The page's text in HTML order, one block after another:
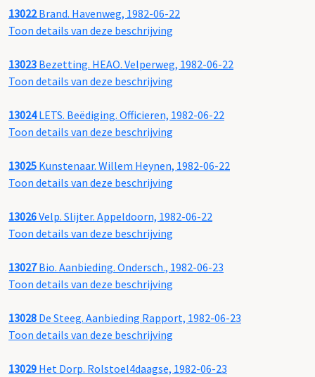
13022Brand. Havenweg, 1982-06-22
Toon details van deze beschrijving
13023 Bezetting. HEAO. Velperweg, 1982-06-22
Toon details van deze beschrijving
13024LETS. Beëdiging. Officieren, 1982-06-22
Toon details van deze beschrijving
13025 Kunstenaar. Willem Heynen, 1982-06-22
Toon details van deze beschrijving
13026Velp. Slijter. Appeldoorn, 1982-06-22
Toon details van deze beschrijving
13027Bio. Aanbieding. Ondersch., 1982-06-23
Toon details van deze beschrijving
13028 De Steeg. Aanbieding Rapport, 1982-06-23
Toon details van deze beschrijving
13029 Het Dorp. Rolstoel4daagse, 1982-06-23